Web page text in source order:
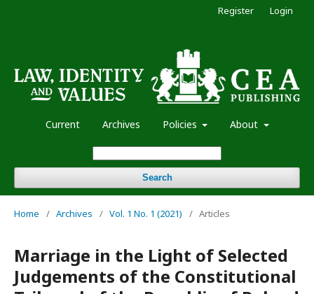
Current Archives Policies About
Search
Register Login
Home / Archives / Vol. 1 No. 1 (2021) / Articles
Marriage in the Light of Selected
Judgements of the Constitutional